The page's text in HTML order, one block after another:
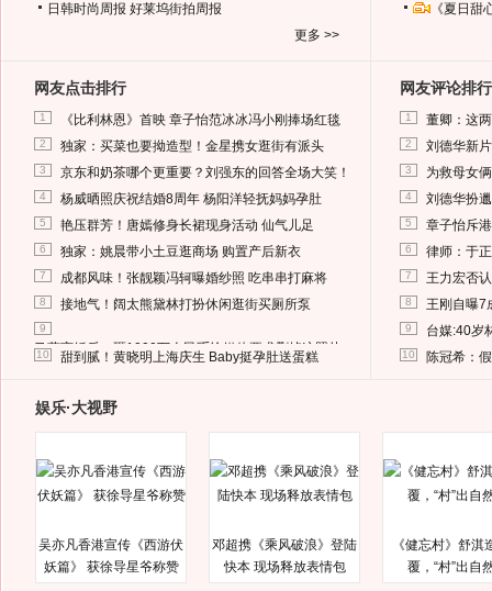
日韩时尚周报 好莱坞街拍周报
更多 >>
《夏日
网友点击排行
1 《比利林恩》首映 章子怡范冰冰冯小刚捧场红毯
2 独家：买菜也要拗造型！金星携女逛街有派头
3 京东和奶茶哪个更重要？刘强东的回答全场大笑！
4 杨威晒照庆祝结婚8周年 杨阳洋轻抚妈妈孕肚
5 艳压群芳！唐嫣修身长裙现身活动 仙气儿足
6 独家：姚晨带小土豆逛商场 购置产后新衣
7 成都风味！张靓颖冯轲曝婚纱照 吃串串打麻将
8 接地气！阔太熊黛林打扮休闲逛街买厕所泵
9
马蓉离婚后，砸1000万人民币给媒体要求删掉这照片
10 甜到腻！黄晓明上海庆生 Baby挺孕肚送蛋糕
网友评论排行
1 董卿：这
2 刘德华新
3 为救母女
4 刘德华扮
5 章子怡斥
6 律师：于
7 王力宏否
8 王刚自曝7
9 台媒:40岁
10 陈冠希：
娱乐·大视野
吴亦凡香港宣传《西游伏
妖篇》 获徐导星爷称赞
邓超携《乘风破浪》登陆
快本 现场释放表情包
《健忘村》舒淇
覆，“村”出自